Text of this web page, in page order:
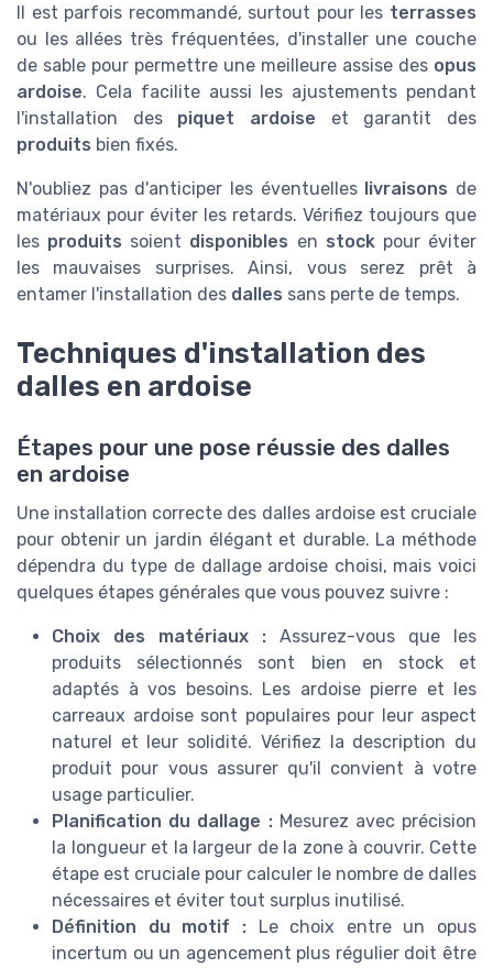
Il est parfois recommandé, surtout pour les terrasses
ou les allées très fréquentées, d'installer une couche
de sable pour permettre une meilleure assise des opus
ardoise. Cela facilite aussi les ajustements pendant
l'installation des piquet ardoise et garantit des
produits bien fixés.
N'oubliez pas d'anticiper les éventuelles livraisons de
matériaux pour éviter les retards. Vérifiez toujours que
les produits soient disponibles en stockpour éviter
les mauvaises surprises. Ainsi, vous serez prêt à
entamer l'installation des dalles sans perte de temps.
Techniques d'installation des
dalles en ardoise
Étapes pour une pose réussie des dalles
en ardoise
Une installation correcte des dalles ardoise est cruciale
pour obtenir un jardin élégant et durable. La méthode
dépendra du type de dallage ardoise choisi, mais voici
quelques étapes générales que vous pouvez suivre :
Choix des matériaux : Assurez-vous que les
produits sélectionnés sont bien en stock et
adaptés à vos besoins. Les ardoise pierre et les
carreaux ardoise sont populaires pour leur aspect
naturel et leur solidité. Vérifiez la description du
produit pour vous assurer qu'il convient à votre
usage particulier.
Planification du dallage :Mesurez avec précision
la longueur et la largeur de la zone à couvrir. Cette
étape est cruciale pour calculer le nombre de dalles
nécessaires et éviter tout surplus inutilisé.
Définition du motif :Le choix entre un opus
incertum ou un agencement plus régulier doit être